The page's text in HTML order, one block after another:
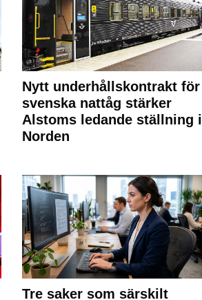
Nytt underhållskontrakt för
svenska nattåg stärker
Alstoms ledande ställning i
Norden
Tre saker som särskilt